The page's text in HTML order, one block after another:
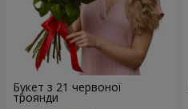
Букет з 21 червоної
троянди